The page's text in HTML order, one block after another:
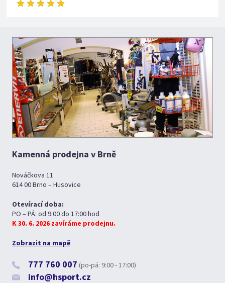
Kamenná prodejna v Brně
Nováčkova 11
614 00 Brno – Husovice
Otevírací doba:
PO – PÁ: od 9:00 do 17:00 hod
K 30. 6. 2026 zavíráme prodejnu.
Zobrazit na mapě
777 760 007 (po-pá: 9:00 - 17:00)
info@hsport.cz